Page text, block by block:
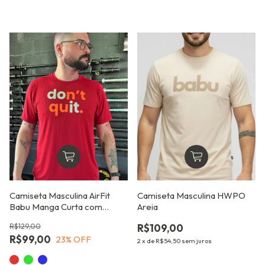
Camiseta Masculina AirFit
Babu Manga Curta com
R$99,00
R$129,00
23% OFF
Camiseta Masculina HWPO
Areia
R$109,00
2 x de R$54,50 sem juros